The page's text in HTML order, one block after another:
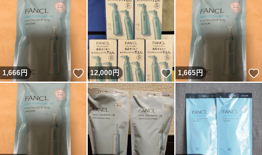
1,666円 いいね！
12,000円 いいね！
1,665円